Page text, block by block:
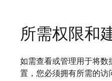
所需权限和
如需查看或管理用于将数
置，您必须拥有所需的访